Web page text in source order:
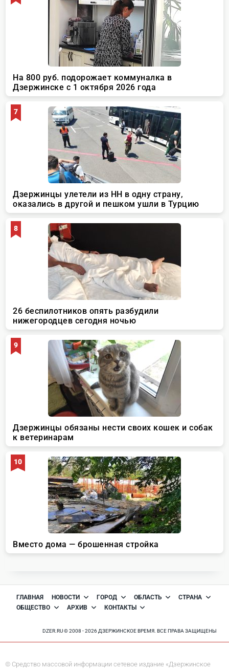
ГЛАВНАЯ НОВОСТИ ГОРОД ОБЛАСТЬ
СТРАНА
ОБЩЕСТВО
АРХИВ КОНТАКТЫ
DZER.RU © 2008 - 2026 ДЗЕРЖИНСКОЕ ВРЕМЯ. ВСЕ ПРАВА ЗАЩИЩЕНЫ
© Средство массовой информации сетевое издание «Дзержинское